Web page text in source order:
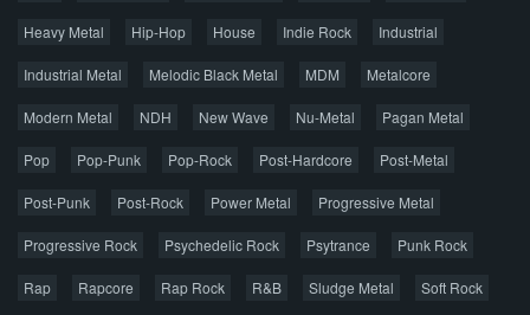
Heavy Metal Hip-Hop House Indie Rock Industrial
Industrial Metal Melodic Black Metal MDM Metalcore
Modern Metal NDH New Wave Nu-Metal Pagan Metal
Pop Pop-Punk Pop-Rock Post-Hardcore Post-Metal
Post-Punk Post-Rock Power Metal Progressive Metal
Progressive Rock Psychedelic Rock Psytrance Punk Rock
Rap Rapcore Rap Rock R&B Sludge Metal Soft Rock
Джаз
Метал Поп Рэп Рок Шансон
Весь материал выложен для ознакомления, после
лицензионную копию.